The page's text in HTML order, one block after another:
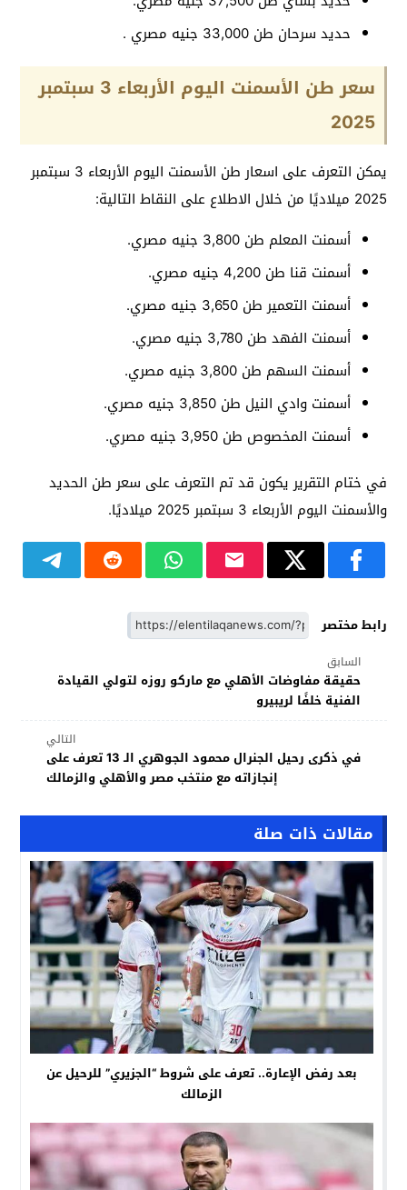
حديد سرحان طن 33,000 جنيه مصري .
سعر طن الأسمنت اليوم الأربعاء 3 سبتمبر
2025
يمكن التعرف على اسعار طن الأسمنت اليوم الأربعاء 3 سبتمبر
2025 ميلاديًا من خلال الاطلاع على النقاط التالية:
أسمنت المعلم طن 3,800 جنيه مصري.
أسمنت قنا طن 4,200 جنيه مصري.
أسمنت التعمير طن 3,650 جنيه مصري.
أسمنت الفهد طن 3,780 جنيه مصري.
أسمنت السهم طن 3,800 جنيه مصري.
أسمنت وادي النيل طن 3,850 جنيه مصري.
أسمنت المخصوص طن 3,950 جنيه مصري.
في ختام التقرير يكون قد تم التعرف على سعر طن الحديد
والأسمنت اليوم الأربعاء 3 سبتمبر 2025 ميلاديًا.
رابط مختصر
السابق
حقيقة مفاوضات الأهلي مع ماركو روزه لتولي القيادة
الفنية خلفًا لريبيرو
التالي
في ذكرى رحيل الجنرال محمود الجوهري الـ 13 تعرف على
إنجازاته مع منتخب مصر والأهلي والزمالك
مقالات ذات صلة
بعد رفض الإعارة.. تعرف على شروط “الجزيري” للرحيل عن
الزمالك